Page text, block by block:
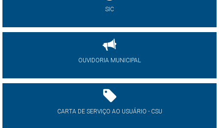
SIC
OUVIDORIA MUNICIPAL
CARTA DE SERVIÇO AO USUÁRIO - CSU